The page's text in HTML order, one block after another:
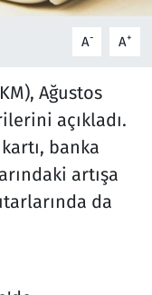
A- A+
Ağustos
açıkladı.
banka
artışa
da